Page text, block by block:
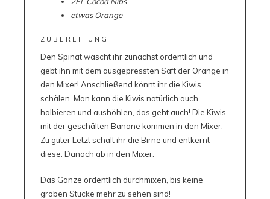
etwas Orange
ZUBEREITUNG
Den Spinat wascht ihr zunächst ordentlich und
gebt ihn mit dem ausgepressten Saft der Orange in
den Mixer! Anschließend könnt ihr die Kiwis
schälen. Man kann die Kiwis natürlich auch
halbieren und aushöhlen, das geht auch! Die Kiwis
mit der geschälten Banane kommen in den Mixer.
Zu guter Letzt schält ihr die Birne und entkernt
diese. Danach ab in den Mixer.
Das Ganze ordentlich durchmixen, bis keine
groben Stücke mehr zu sehen sind!